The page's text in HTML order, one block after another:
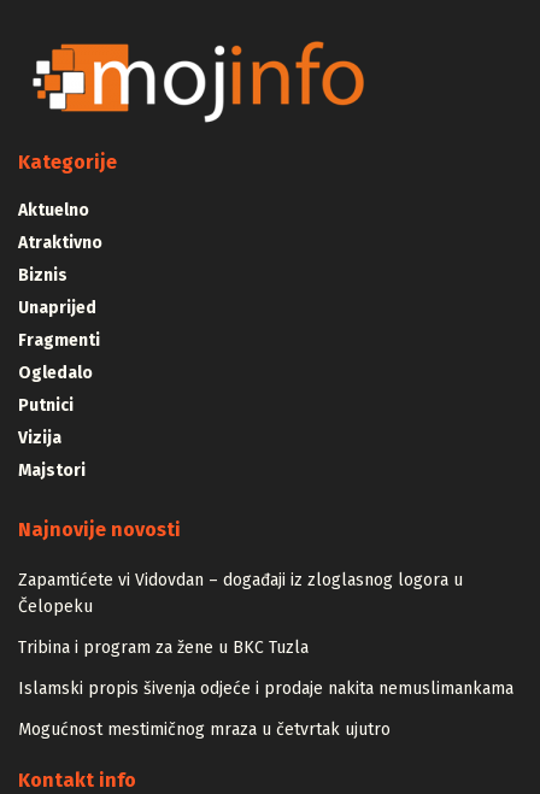
Kategorije
Aktuelno
Atraktivno
Biznis
Unaprijed
Fragmenti
Ogledalo
Putnici
Vizija
Majstori
Najnovije novosti
Zapamtićete vi Vidovdan – događaji iz zloglasnog logora u
Čelopeku
Tribina i program za žene u BKC Tuzla
Islamski propis šivenja odjeće i prodaje nakita nemuslimankama
Mogućnost mestimičnog mraza u četvrtak ujutro
Kontakt info